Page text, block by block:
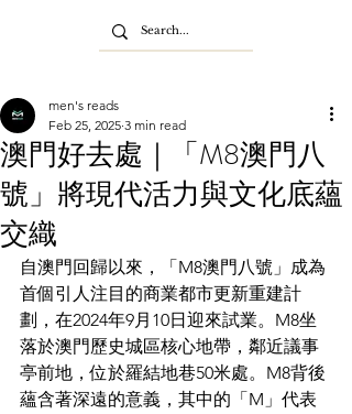
澳門好去處｜「M8澳門八
號」將現代活力與文化底蘊
交織
men's reads
Feb 25, 2025 3 min read
自澳門回歸以來，「M8澳門八號」成為
首個引人注目的商業都市更新重建計
劃，在2024年9月10日迎來試業。M8坐
落於澳門歷史城區核心地帶，鄰近議事
亭前地，位於羅結地巷50米處。M8背後
蘊含著深遠的意義，其中的「M」代表